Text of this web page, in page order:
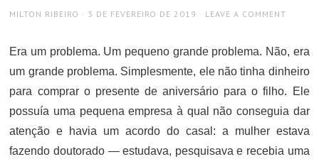
AUTHOR
MILTON RIBEIRO
POSTED
3 DE FEVEREIRO DE 2019 LEAVE A COMMENT
Era um problema. Um pequeno grande problema. Não, era
um grande problema. Simplesmente, ele não tinha dinheiro
para comprar o presente de aniversário para o filho. Ele
possuía uma pequena empresa à qual não conseguia dar
atenção e havia um acordo do casal: a mulher estava
fazendo doutorado — estudava, pesquisava e recebia uma